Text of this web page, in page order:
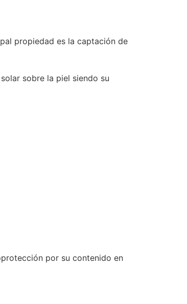
propiedad es la captación de
sobre la piel siendo su
por su contenido en